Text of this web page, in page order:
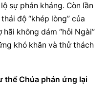
sự phản kháng. Còn lần
độ “khép lòng” của
không dám “hỏi Ngài”
khó khăn và thử thách
Chúa phản ứng lại